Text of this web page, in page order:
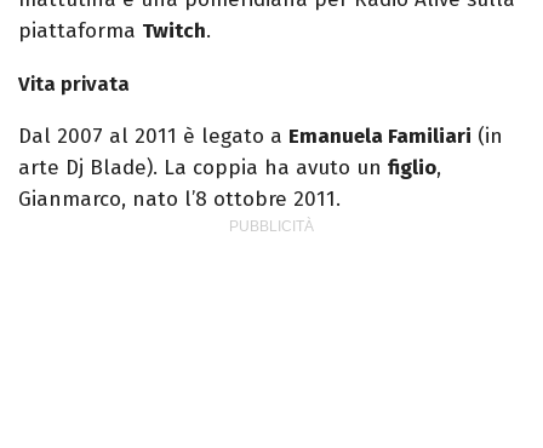
piattaforma Twitch.
Vita privata
Dal 2007 al 2011 è legato a Emanuela Familiari (in
arte Dj Blade). La coppia ha avuto un figlio,
Gianmarco, nato l’8 ottobre 2011.